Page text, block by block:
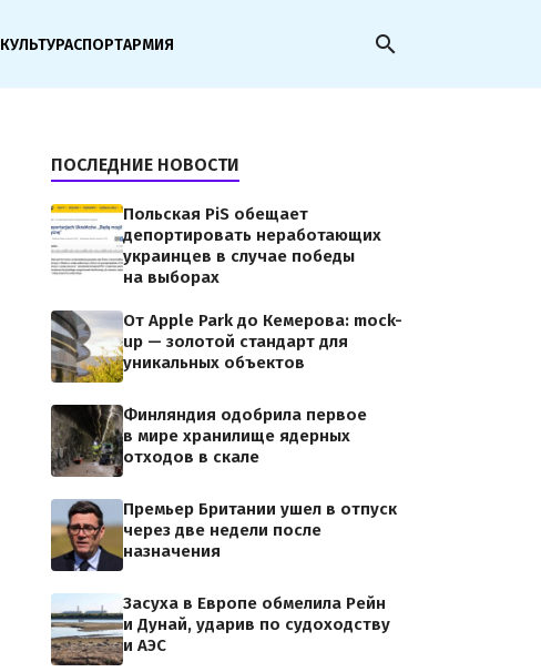
КУЛЬТУРАСПОРТАРМИЯ search
ПОСЛЕДНИЕ НОВОСТИ
Польская PiS обещает
депортировать неработающих
украинцев в случае победы
на выборах
От Apple Park до Кемерова: mock-
up — золотой стандарт для
уникальных объектов
Финляндия одобрила первое
в мире хранилище ядерных
отходов в скале
Премьер Британии ушел в отпуск
через две недели после
назначения
Засуха в Европе обмелила Рейн
и Дунай, ударив по судоходству
и АЭС